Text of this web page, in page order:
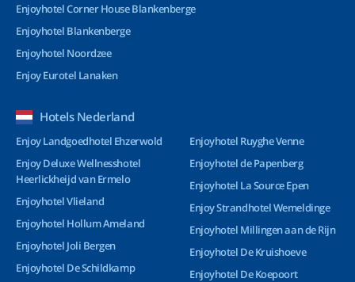
Enjoyhotel Corner House Blankenberge
Enjoyhotel Blankenberge
Enjoyhotel Noordzee
Enjoy Eurotel Lanaken
Hotels Nederland
Enjoy Landgoedhotel Ehzerwold
Enjoy Deluxe Wellnesshotel
Heerlickheijd van Ermelo
Enjoyhotel Vlieland
Enjoyhotel Hollum Ameland
Enjoyhotel Joli Bergen
Enjoyhotel De Schildkamp
Enjoyhotel Ruyghe Venne
Enjoyhotel de Papenberg
Enjoyhotel La Source Epen
Enjoy Strandhotel Wemeldinge
Enjoyhotel Millingen aan de Rijn
Enjoyhotel De Kruishoeve
Enjoyhotel De Koepoort